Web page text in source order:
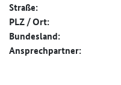
Straße:
PLZ / Ort:
Bundesland:
Ansprechpartner: